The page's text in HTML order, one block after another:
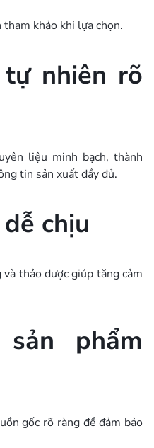
khảo khi lựa chọn.
nhiên rõ
liệu minh bạch, thành
tin sản xuất đầy đủ.
chịu
thảo dược giúp tăng cảm
phẩm
gốc rõ ràng để đảm bảo